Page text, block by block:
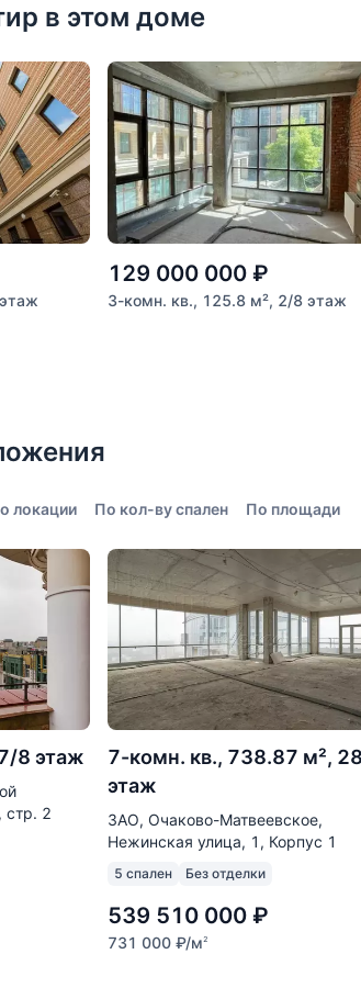
в этом доме
129 000 000 ₽
3-комн. кв., 125.8 м², 2/8 этаж
локации По кол-ву спален По площади
8 этаж
стр. 2
7-комн. кв., 738.87 м²,
этаж
ЗАО, Очаково-Матвеевское,
Нежинская улица, 1, Корпус 1
5 спален Без отделки
539 510 000 ₽
731 000 ₽/м2